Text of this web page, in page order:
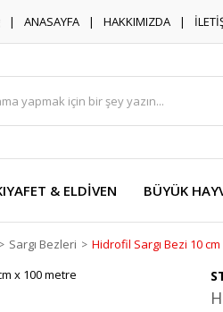
ANASAYFA HAKKIMIZDA
& ELDİVEN BÜYÜK
Sargı Bezleri Hidrofil Sargı Bezi 10